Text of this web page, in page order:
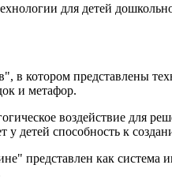
для детей
в котором представлены
и метафор.
воздействие для
у детей способность к
представлен как